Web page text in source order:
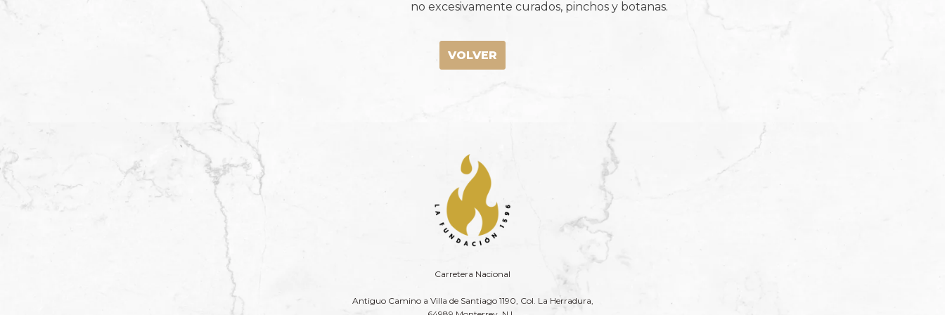
no excesivamente curados, pinchos y botanas.
VOLVER
Carretera Nacional
Antiguo Camino a Villa de Santiago 1190, Col. La Herradura,